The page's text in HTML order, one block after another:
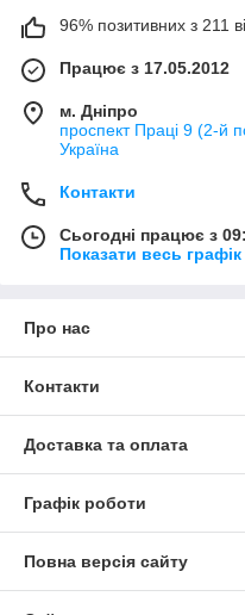
96% позитивних з 211
Працює з 17.05.2012
м. Дніпро
проспект Праці 9 (2-й
Україна
Контакти
Сьогодні працює з
Показати весь
Про нас
Контакти
Доставка та оплата
Графік роботи
Повна версія сайту